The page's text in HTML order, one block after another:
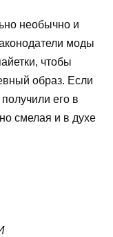
необычно и
моды
чтобы
образ. Если
его в
смелая и в духе